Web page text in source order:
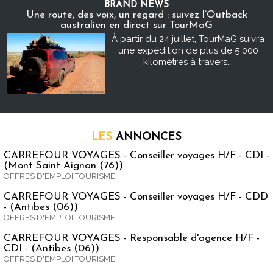
BRAND NEWS
Une route, des voix, un regard : suivez l’Outback
australien en direct sur TourMaG
À partir du 24 juillet, TourMaG suivra
une expédition de plus de 5 000
kilomètres à travers...
LES ANNONCES
CARREFOUR VOYAGES - Conseiller voyages H/F - CDI -
(Mont Saint Aignan (76))
OFFRES D'EMPLOI TOURISME
CARREFOUR VOYAGES - Conseiller voyages H/F - CDD
- (Antibes (06))
OFFRES D'EMPLOI TOURISME
CARREFOUR VOYAGES - Responsable d'agence H/F -
CDI - (Antibes (06))
OFFRES D'EMPLOI TOURISME